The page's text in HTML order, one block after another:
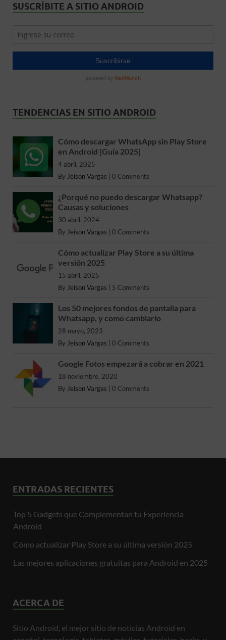
SUSCRÍBITE A SITIO ANDROID
TENDENCIAS EN SITIO ANDROID
Cómo descargar WhatsApp sin Play Store
en Android [Guía 2025]
4 abril, 2025
By Jeison Vargas | 0 Comments
¿Porqué no puedo descargar Whatsapp?
Causas y soluciones
30 abril, 2024
By Jeison Vargas | 0 Comments
Cómo actualizar Play Store a su última
versión 2025
15 abril, 2025
By Jeison Vargas | 5 Comments
Los 50 mejores fondos de pantalla para
Whatsapp, y como cambiarlo
28 mayo, 2023
By Jeison Vargas | 0 Comments
Google Fotos empezará a cobrar en 2021
18 noviembre, 2020
By Jeison Vargas | 0 Comments
ENTRADAS RECIENTES
Top 5 Gadgets que Complementan tu Experiencia
Android
Cómo actualizar Play Store a su última versión 2025
Las mejores aplicaciones gratuitas para Android en 2025
ACERCA DE
Sitio Android, el mejor sitio de noticias Android en